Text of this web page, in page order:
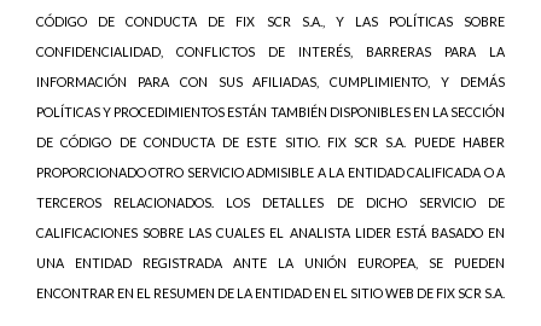
CÓDIGO DE CONDUCTA DE FIX SCR S.A., Y LAS POLÍTICAS SOBRE
CONFIDENCIALIDAD, CONFLICTOS DE INTERÉS, BARRERAS PARA LA
INFORMACIÓN PARA CON SUS AFILIADAS, CUMPLIMIENTO, Y DEMÁS
POLÍTICAS Y PROCEDIMIENTOS ESTÁN TAMBIÉN DISPONIBLES EN LA SECCIÓN
DE CÓDIGO DE CONDUCTA DE ESTE SITIO. FIX SCR S.A. PUEDE HABER
PROPORCIONADO OTRO SERVICIO ADMISIBLE A LA ENTIDAD CALIFICADA O A
TERCEROS RELACIONADOS. LOS DETALLES DE DICHO SERVICIO DE
CALIFICACIONES SOBRE LAS CUALES EL ANALISTA LIDER ESTÁ BASADO EN
UNA ENTIDAD REGISTRADA ANTE LA UNIÓN EUROPEA, SE PUEDEN
ENCONTRAR EN EL RESUMEN DE LA ENTIDAD EN EL SITIO WEB DE FIX SCR S.A.